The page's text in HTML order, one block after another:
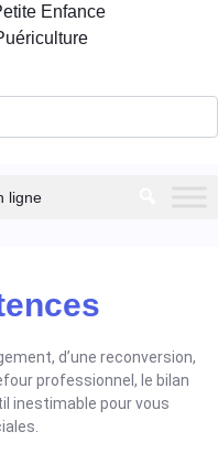
Enfance
d’une reconversion,
professionnel, le bilan
inestimable pour vous